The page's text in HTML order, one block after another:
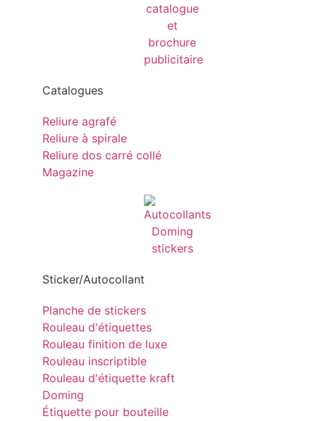
Catalogues
Reliure agrafé
Reliure à spirale
Reliure dos carré collé
Magazine
Sticker/Autocollant
Planche de stickers
Rouleau d'étiquettes
Rouleau finition de luxe
Rouleau inscriptible
Rouleau d'étiquette kraft
Doming
Étiquette pour bouteille